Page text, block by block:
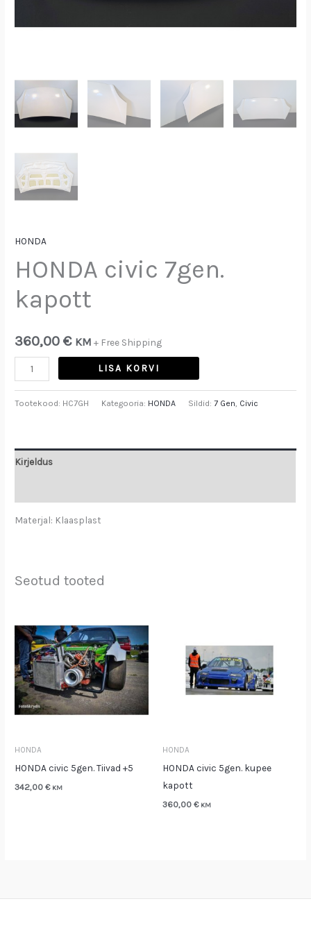
HONDA
HONDA civic 7gen.
kapott
360,00€ KM + Free Shipping
LISA KORVI
Tootekood: HC7GH Kategooria: HONDA Sildid:7 Gen Civic
Kirjeldus
Materjal: Klaasplast
Seotud tooted
HONDA
HONDA civic 5gen. Tiivad +5
342,00€ KM
HONDA
HONDA civic 5gen. kupee
kapott
360,00 € KM